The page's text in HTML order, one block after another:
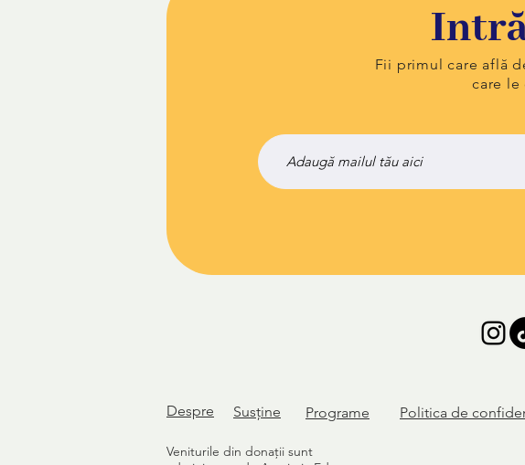
Fii primul care află
care le
Despre Susține Programe Politica de
Veniturile din donații sunt